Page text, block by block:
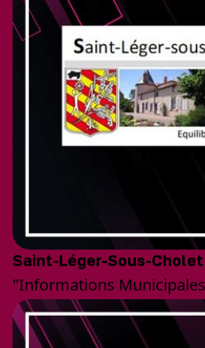
Saint-Léger-Sous-Cholet
"Informations